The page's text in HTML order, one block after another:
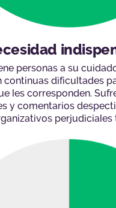
personas a su
continuas dificultades
les corresponden.
y comentarios
perjudiciales